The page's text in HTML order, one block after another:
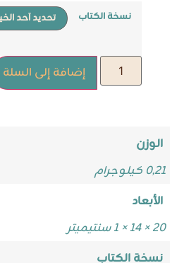
نسخة الكتاب
إضافة إلى السلة
الوزن
0,21 كيلوجرام
الأبعاد
20 × 14 × 1 سنتيميتر
نسخة الكتاب